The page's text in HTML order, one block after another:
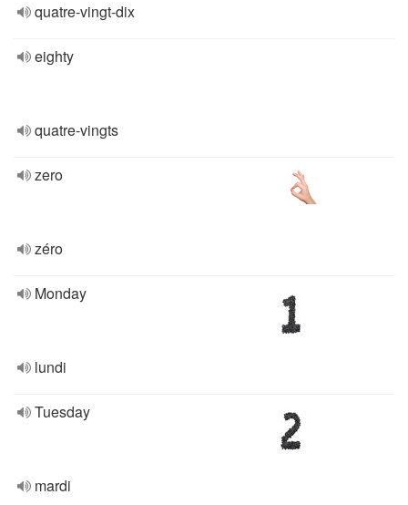
quatre-vingt-dix
eighty
quatre-vingts
zero
zéro
Monday
lundi
Tuesday
mardi